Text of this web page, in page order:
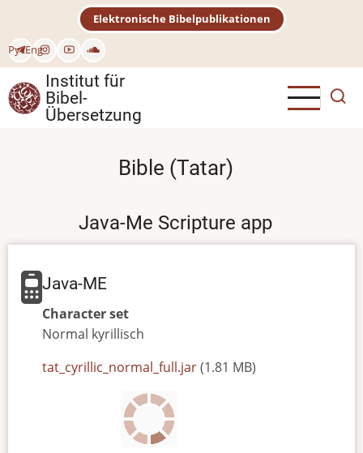
Inhalt
РусEng
Elektronische Bibelpublikationen
Institut für
Bibel-
Übersetzung
Bible (Tatar)
Java-Me Scripture app
Java-ME
Character set
Normal kyrillisch
JAR
tat_cyrillic_normal_full.jar(1.81 MB)